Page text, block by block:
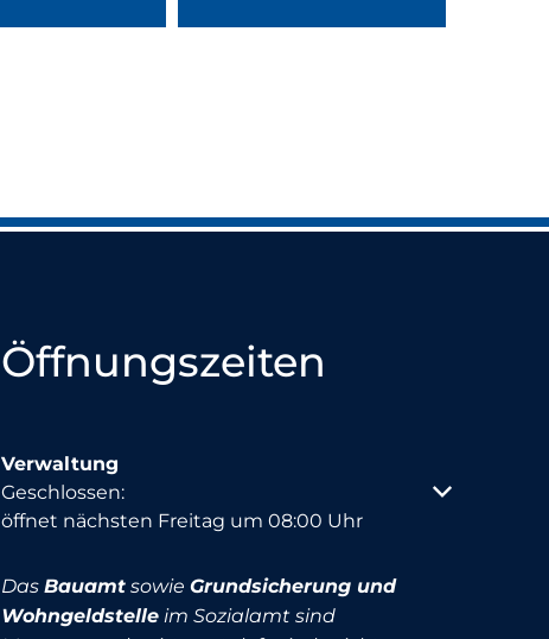
Öffnungszeiten
Verwaltung
Klicken, um weitere Öffnungs- oder Schließzeiten
Geschlossen:
öffnet nächsten Freitag um 08:00 Uhr
Das Bauamt sowie Grundsicherung und
Wohngeldstelle im Sozialamt sind